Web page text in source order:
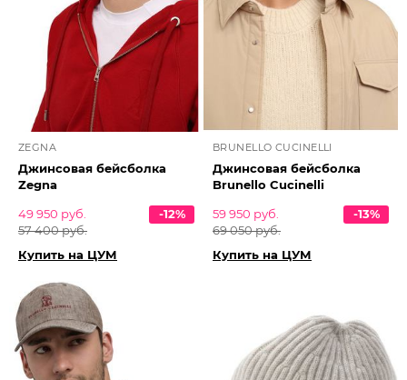
ZEGNA
Джинсовая бейсболка
Zegna
49 950 руб.
57 400 руб.
-12%
Купить на ЦУМ
BRUNELLO CUCINELLI
Джинсовая бейсболка
Brunello Cucinelli
59 950 руб.
69 050 руб.
-13%
Купить на ЦУМ